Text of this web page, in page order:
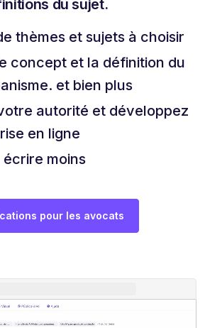
du sujet.
thèmes et sujets à choisir
concept et la définition du
et bien plus
autorité et développez
en ligne
moins
pour les avocats